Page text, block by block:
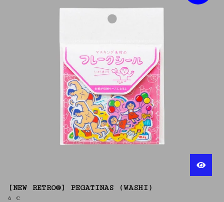
[NEW RETRO®] PEGATINAS (WASHI)
6 €